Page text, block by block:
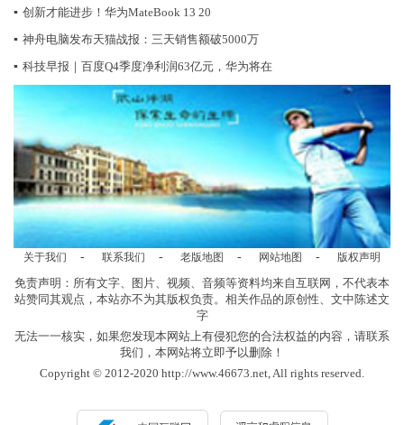
▪ 创新才能进步！华为MateBook 13 20
▪ 神舟电脑发布天猫战报：三天销售额破5000万
▪ 科技早报｜百度Q4季度净利润63亿元，华为将在
关于我们 - 联系我们 - 老版地图 - 网站地图 - 版权声明
免责声明：所有文字、图片、视频、音频等资料均来自互联网，不代表本
站赞同其观点，本站亦不为其版权负责。相关作品的原创性、文中陈述文
字
无法一一核实，如果您发现本网站上有侵犯您的合法权益的内容，请联系
我们，本网站将立即予以删除！
Copyright © 2012-2020 http://www.46673.net, All rights reserved.